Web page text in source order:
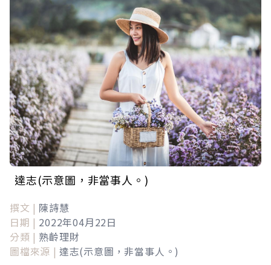
達志(示意圖，非當事人。)
撰文 | 陳詩慧
日期 | 2022年04月22日
分類 | 熟齡理財
圖檔來源 | 達志(示意圖，非當事人。)